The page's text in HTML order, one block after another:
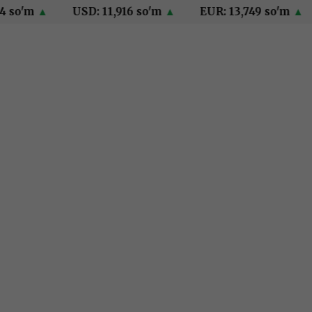
▲ USD: 11,916 so'm▲ EUR: 13,749 so'm▲